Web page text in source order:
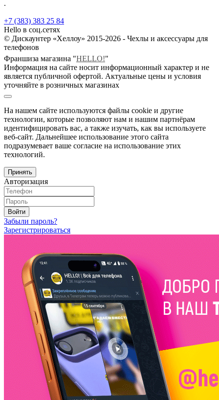
.
+7 (383) 383 25 84
Hello в соц.сетях
© Дискаунтер «Хеллоу» 2015-2026 - Чехлы и аксессуары для
телефонов
Франшиза магазина "HELLO!"
Информация на сайте носит информационный характер и не
является публичной офертой. Актуальные цены и условия
уточняйте в розничных магазинах
На нашем сайте используются файлы cookie и другие
технологии, которые позволяют нам и нашим партнёрам
идентифицировать вас, а также изучать, как вы используете
веб-сайт. Дальнейшее использование этого сайта
подразумевает ваше согласие на использование этих
технологий.
Принять
Авторизация
Войти
Забыли пароль?
Зарегистрироваться